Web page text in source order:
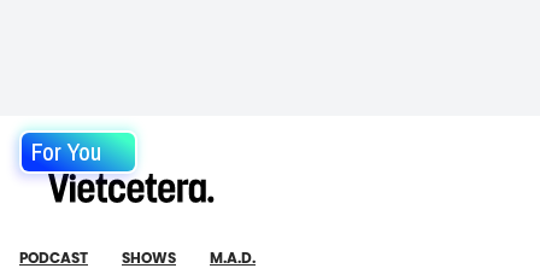
For You
PODCAST SHOWS M.A.D.